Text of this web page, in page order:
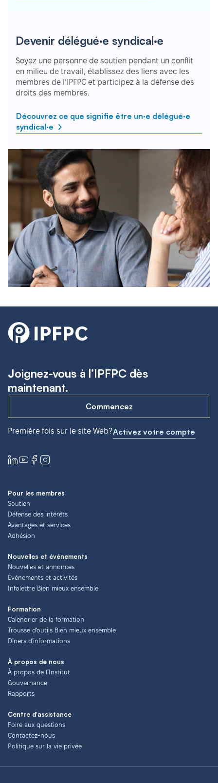
Devenir délégué·e syndical·e
Soyez une personne de soutien pendant un conflit
en milieu de travail, établissez des liens avec les
membres de l’IPFPC et participez à la défense des
droits des membres.
Découvrez ce que signifie être un·e délégué·e
syndical·e
Joignez-vous à l’IPFPC dès
maintenant.
Commencez
Première fois sur le site Web?Activez votre compte
Pour les membres
Soutien
Défense des intérêts
Avantages et services
Adhésion
Nouvelles et événements
Nouvelles et annonces
Événements et activités
Infolettre Bien mieux ensemble
Formation
Calendrier de la formation
Trousse d'outils Bien mieux ensemble
Dîners d'informations
À propos de nous
À propos de l’Institut
Gouvernance
Rapports
Centre d'assistance
Foire aux questions
Contactez-nous
Politique sur la vie privée